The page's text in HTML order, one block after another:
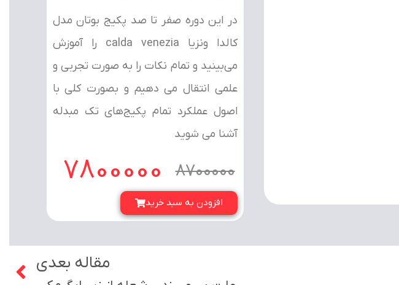
در این دوره صفر تا صد پکیج بوتان مدل
کالدا ونزیا calda venezia را آموزش
می‌بینید و تمام نکات را به صورت تجربی و
علمی انتقال می دهیم و بصورت کلی با
اصول عملکرد تمام پکیج‌های تک مبدله
آشنا می شوید
8700000
7800000
افزودن به سبد خرید
مقاله بعدی